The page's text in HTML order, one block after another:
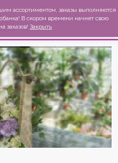
ассортиментом, заказы выполняются
В скором времени начнет свою
заказов! Закрыть